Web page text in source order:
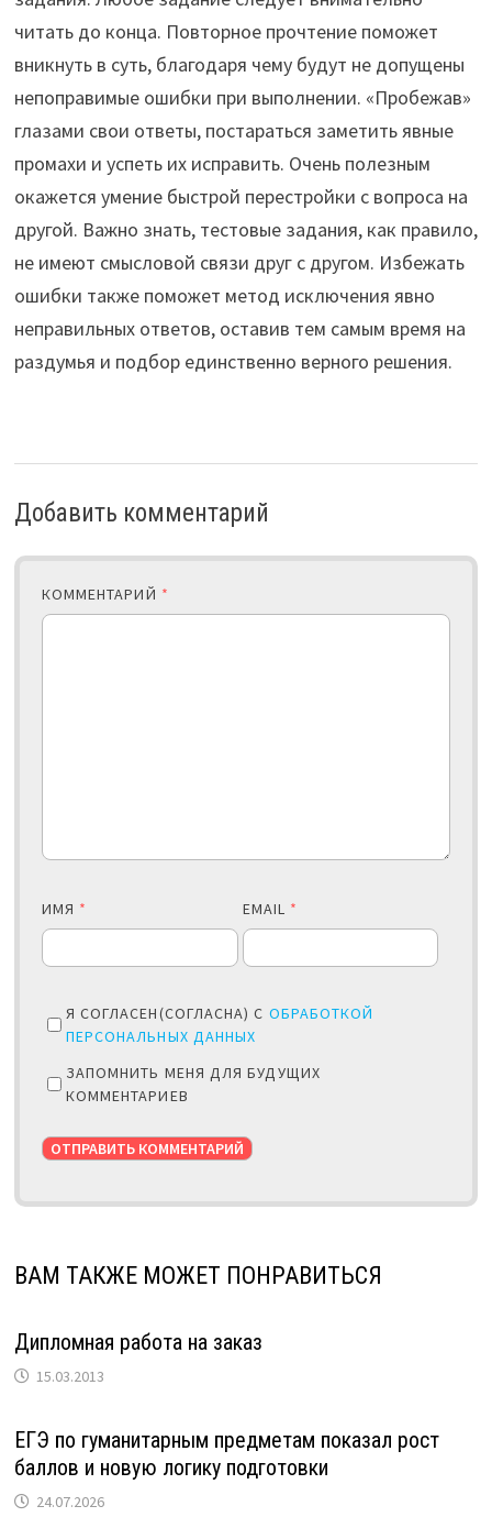
читать до конца. Повторное прочтение поможет
вникнуть в суть, благодаря чему будут не допущены
непоправимые ошибки при выполнении. «Пробежав»
глазами свои ответы, постараться заметить явные
промахи и успеть их исправить. Очень полезным
окажется умение быстрой перестройки с вопроса на
другой. Важно знать, тестовые задания, как правило,
не имеют смысловой связи друг с другом. Избежать
ошибки также поможет метод исключения явно
неправильных ответов, оставив тем самым время на
раздумья и подбор единственно верного решения.
Добавить комментарий
КОММЕНТАРИЙ *
ИМЯ * EMAIL *
Я СОГЛАСЕН(СОГЛАСНА) С ОБРАБОТКОЙ
ПЕРСОНАЛЬНЫХ ДАННЫХ
ЗАПОМНИТЬ МЕНЯ ДЛЯ БУДУЩИХ
КОММЕНТАРИЕВ
ВАМ ТАКЖЕ МОЖЕТ ПОНРАВИТЬСЯ
Дипломная работа на заказ
15.03.2013
ЕГЭ по гуманитарным предметам показал рост
баллов и новую логику подготовки
24.07.2026